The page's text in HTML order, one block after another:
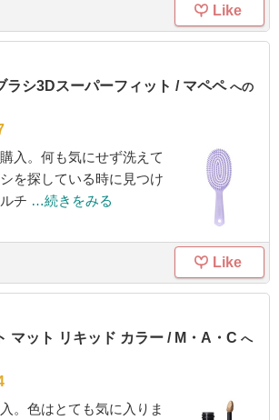
Like
ラシ3Dスーパーフィット / マペペ への
入。何も気にせず洗えて
を探している時に見つけ
チ …続きをみる
Like
マット リキッド カラー / M・A・C へ
。色はとても気に入りま